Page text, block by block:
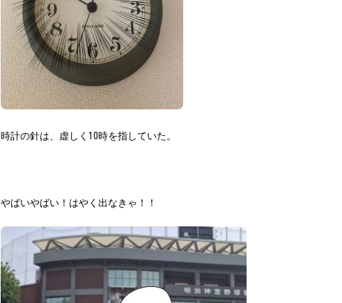
時計の針は、虚しく 10時を指していた。
やばいやばい！はやく出なきゃ！！